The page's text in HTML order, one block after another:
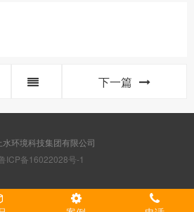
下一篇
水环境科技集团有限公司
ICP备16022028号-1